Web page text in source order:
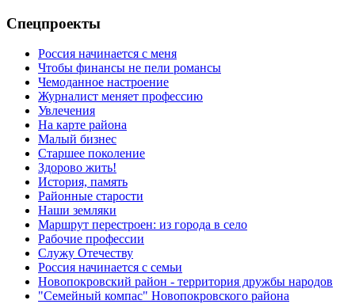
Спецпроекты
Россия начинается с меня
Чтобы финансы не пели романсы
Чемоданное настроение
Журналист меняет профессию
Увлечения
На карте района
Малый бизнес
Старшее поколение
Здорово жить!
История, память
Районные старости
Наши земляки
Маршрут перестроен: из города в село
Рабочие профессии
Служу Отечеству
Россия начинается с семьи
Новопокровский район - территория дружбы народов
"Семейный компас" Новопокровского района